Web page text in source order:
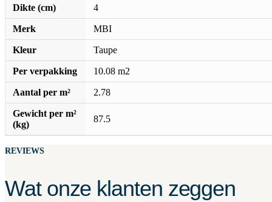
Dikte (cm) 4
Merk MBI
Kleur Taupe
Per verpakking 10.08 m2
Aantal per m² 2.78
Gewicht per m²
(kg)
87.5
REVIEWS
Wat onze klanten zeggen